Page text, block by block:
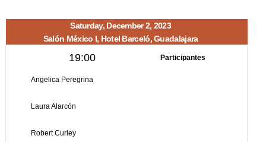
Saturday, December 2, 2023
Salón México I, Hotel Barceló, Guadalajara
19:00 Participantes
Angelica Peregrina
Laura Alarcón
Robert Curley